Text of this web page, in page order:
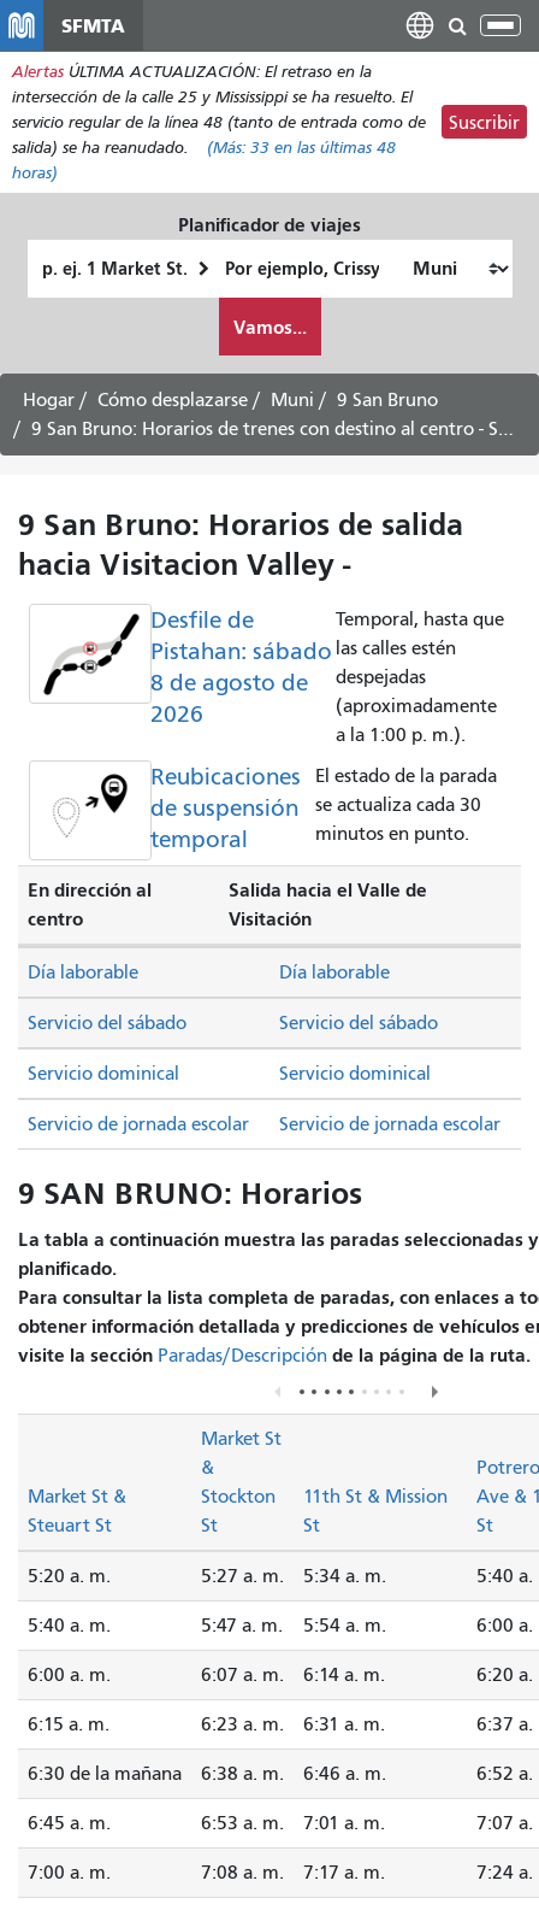
contenido
principal
SFMTA
Alertas ÚLTIMA ACTUALIZACIÓN: El retraso en la
intersección de la calle 25 y Mississippi se ha resuelto. El
servicio regular de la línea 48 (tanto de entrada como de
salida) se ha reanudado.
(Más: 33 en las últimas 48
horas)
Suscribir
Planificador de viajes
de
quiero
viajar
Vamos...
Hogar Cómo desplazarse Muni
9 San Bruno
9 San Bruno: Horarios de trenes con destino al centro - Servicio de sábado
9 San Bruno: Horarios de salida
hacia Visitacion Valley -
Desfile de
Pistahan: sábado
8 de agosto de
2026
Temporal, hasta que
las calles estén
despejadas
(aproximadamente
a la 1:00 p. m.).
Reubicaciones
de suspensión
temporal
El estado de la parada
se actualiza cada 30
minutos en punto.
En dirección al
centro
Salida hacia el Valle de
Visitación
Servicio del sábado Servicio del sábado
Servicio dominical Servicio dominical
Día laborable Día laborable
Servicio de jornada escolar Servicio de jornada escolar
9 SAN BRUNO: Horarios
La tabla a continuación muestra las paradas seleccionadas
planificado.
Para consultar la lista completa de paradas, con enlaces a
obtener información detallada y predicciones de vehículos
visite la sección Paradas/Descripción de la página de la ruta.
Market St &
Steuart St
Market St
&
Stockton
St
11th St & Mission
St
Potrero
Ave &
St
5:20 a. m. 5:27 a. m. 5:34 a. m. 5:40 a.
5:40 a. m. 5:47 a. m. 5:54 a. m. 6:00 a.
6:00 a. m. 6:07 a. m. 6:14 a. m. 6:20 a.
6:15 a. m. 6:23 a. m. 6:31 a. m. 6:37 a.
6:30 de la mañana 6:38 a. m. 6:46 a. m. 6:52 a.
6:45 a. m. 6:53 a. m. 7:01 a. m. 7:07 a.
7:00 a. m. 7:08 a. m. 7:17 a. m. 7:24 a.